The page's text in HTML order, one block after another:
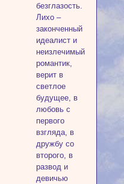
безглазость.
Лихо –
законченный
идеалист и
неизлечимый
романтик,
верит в
светлое
будущее, в
любовь с
первого
взгляда, в
дружбу со
второго, в
развод и
девичью